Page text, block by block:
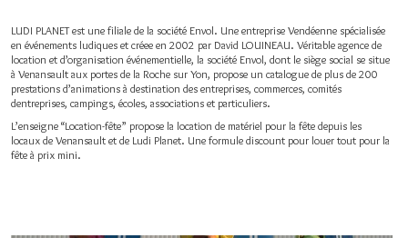
LUDI PLANET est une filiale de la société Envol. Une entreprise Vendéenne spécialisée
en événements ludiques et créee en 2002 par David LOUINEAU. Véritable agence de
location et d’organisation événementielle, la société Envol, dont le siège social se situe
à Venansault aux portes de la Roche sur Yon, propose un catalogue de plus de 200
prestations d’animations à destination des entreprises, commerces, comités
dentreprises, campings, écoles, associations et particuliers.
L’enseigne “Location-fête” propose la location de matériel pour la fête depuis les
locaux de Venansault et de Ludi Planet. Une formule discount pour louer tout pour la
fête à prix mini.